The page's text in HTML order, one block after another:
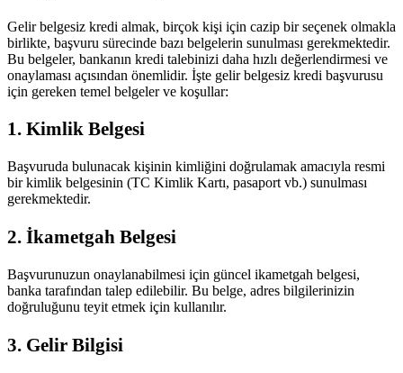
Gelir belgesiz kredi almak, birçok kişi için cazip bir seçenek olmakla
birlikte, başvuru sürecinde bazı belgelerin sunulması gerekmektedir.
Bu belgeler, bankanın kredi talebinizi daha hızlı değerlendirmesi ve
onaylaması açısından önemlidir. İşte gelir belgesiz kredi başvurusu
için gereken temel belgeler ve koşullar:
1. Kimlik Belgesi
Başvuruda bulunacak kişinin kimliğini doğrulamak amacıyla resmi
bir kimlik belgesinin (TC Kimlik Kartı, pasaport vb.) sunulması
gerekmektedir.
2. İkametgah Belgesi
Başvurunuzun onaylanabilmesi için güncel ikametgah belgesi,
banka tarafından talep edilebilir. Bu belge, adres bilgilerinizin
doğruluğunu teyit etmek için kullanılır.
3. Gelir Bilgisi